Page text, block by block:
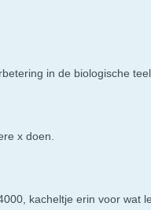
in de biologische
x doen.
kacheltje erin voor wat